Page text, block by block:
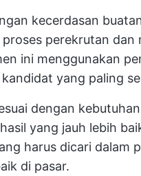
kecerdasan
perekrutan
ini menggunakan
yang paling
dengan
yang jauh lebih
harus dicari dalam
di pasar.